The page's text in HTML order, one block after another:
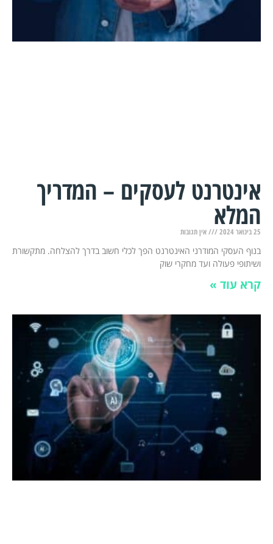
אינטרנט לעסקים – המדריך
המלא
25 בינואר 2024 אין תגובות
בנוף העסקי המודרני האינטרנט הפך לכלי חשוב בדרך להצלחה. מתקשורת
ושיתופי פעולה ועד מחקרי שוק
קרא עוד »